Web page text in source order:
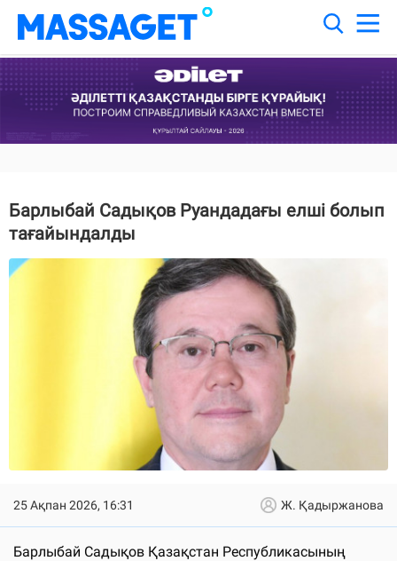
Барлыбай Садықов Руандадағы елші болып
тағайындалды
25 Ақпан 2026, 16:31 Ж. Қадыржанова
Барлыбай Садықов Қазақстан Республикасының